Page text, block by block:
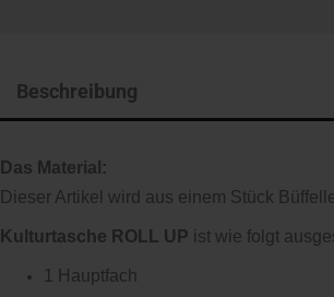
Beschreibung
Das Material:
Dieser Artikel wird aus einem Stück
Kulturtasche ROLL UP ist wie folgt
1 Hauptfach